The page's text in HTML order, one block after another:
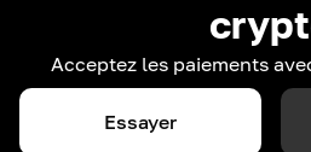
Acceptez les paiements
Essayer